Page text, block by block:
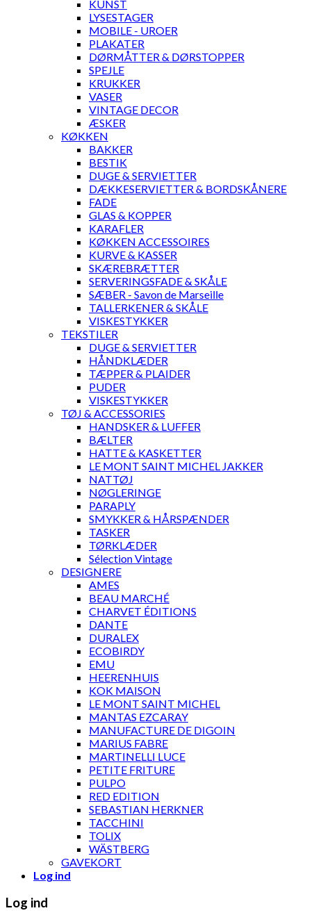
KUNST
LYSESTAGER
MOBILE - UROER
PLAKATER
DØRMÅTTER & DØRSTOPPER
SPEJLE
KRUKKER
VASER
VINTAGE DECOR
ÆSKER
KØKKEN
BAKKER
BESTIK
DUGE & SERVIETTER
DÆKKESERVIETTER & BORDSKÅNERE
FADE
GLAS & KOPPER
KARAFLER
KØKKEN ACCESSOIRES
KURVE & KASSER
SKÆREBRÆTTER
SERVERINGSFADE & SKÅLE
SÆBER - Savon de Marseille
TALLERKENER & SKÅLE
VISKESTYKKER
TEKSTILER
DUGE & SERVIETTER
HÅNDKLÆDER
TÆPPER & PLAIDER
PUDER
VISKESTYKKER
TØJ & ACCESSORIES
HANDSKER & LUFFER
BÆLTER
HATTE & KASKETTER
LE MONT SAINT MICHEL JAKKER
NATTØJ
NØGLERINGE
PARAPLY
SMYKKER & HÅRSPÆNDER
TASKER
TØRKLÆDER
Sélection Vintage
DESIGNERE
AMES
BEAU MARCHÉ
CHARVET ÉDITIONS
DANTE
DURALEX
ECOBIRDY
EMU
HEERENHUIS
KOK MAISON
LE MONT SAINT MICHEL
MANTAS EZCARAY
MANUFACTURE DE DIGOIN
MARIUS FABRE
MARTINELLI LUCE
PETITE FRITURE
PULPO
RED EDITION
SEBASTIAN HERKNER
TACCHINI
TOLIX
WÄSTBERG
GAVEKORT
Log ind
Log ind